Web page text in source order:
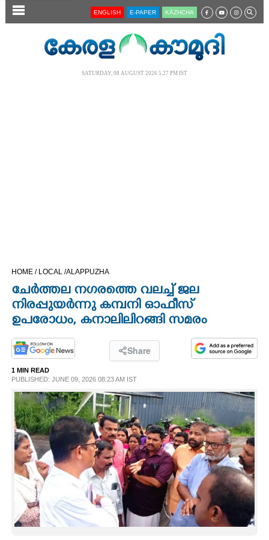
SECTIONS
OPINION
PHOTOS
LIFESTYLE
SPIRITUAL
INFO+
ART
ASTRO
ENGLISH E-PAPER KĀZHCHA
SATURDAY, 08 AUGUST 2026 5.27 PM IST
HOME / LOCAL /ALAPPUZHA
ചേർത്തല നഗരത്തെ വലച്ച് ജല
നിരപ്പുയർന്നു കമ്പനി ഓഫീസ്
ഉപരോധം, കനാലിലിറങ്ങി സമരം
Share
1 MIN READ
PUBLISHED: JUNE 09, 2026 08:23 AM IST